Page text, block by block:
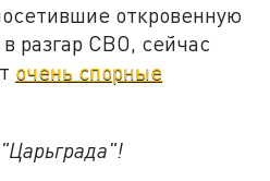
откровенную
разгар СВО, сейчас
очень спорные